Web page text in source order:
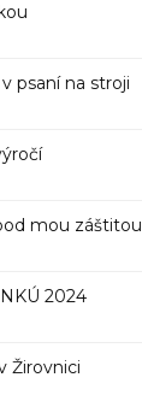
psaní na stroji
mou záštitou
2024
Žirovnici